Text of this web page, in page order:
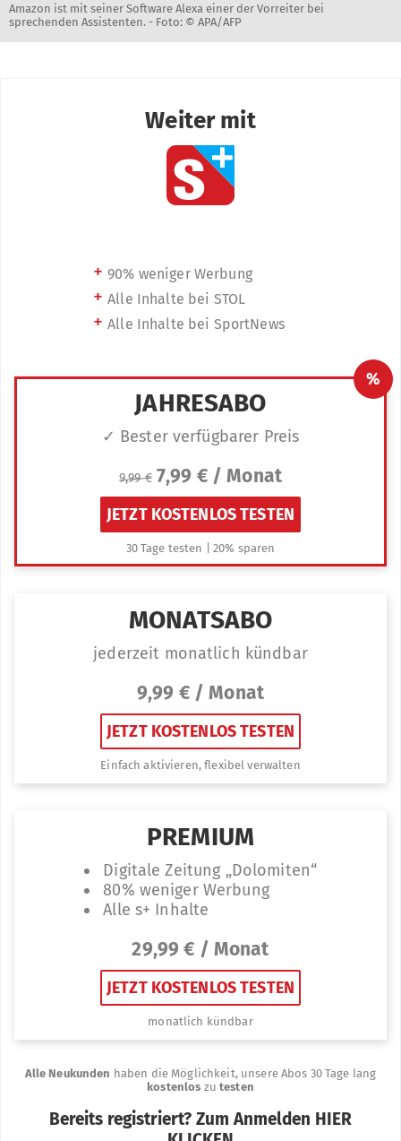
Amazon ist mit seiner Software Alexa einer der Vorreiter bei
sprechenden Assistenten. - Foto: © APA/AFP